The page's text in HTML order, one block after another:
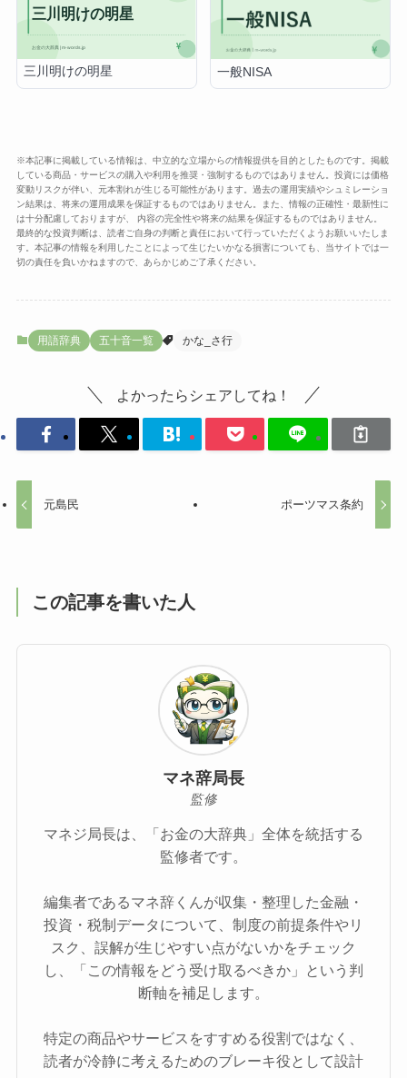
三川明けの明星 一般NISA
※本記事に掲載している情報は、中立的な立場からの情報提供を目的としたものです。掲載
している商品・サービスの購入や利用を推奨・強制するものではありません。投資には価格
変動リスクが伴い、元本割れが生じる可能性があります。過去の運用実績やシュミレーショ
ン結果は、将来の運用成果を保証するものではありません。また、情報の正確性・最新性に
は十分配慮しておりますが、 内容の完全性や将来の結果を保証するものではありません。
最終的な投資判断は、読者ご自身の判断と責任において行っていただくようお願いいたしま
す。本記事の情報を利用したことによって生じたいかなる損害についても、当サイトでは一
切の責任を負いかねますので、あらかじめご了承ください。
用語辞典 五十音一覧 かな_さ行
よかったらシェアしてね！
元島民 ポーツマス条約
この記事を書いた人
マネ辞局長
監修
マネジ局長は、「お金の大辞典」全体を統括する
監修者です。
編集者であるマネ辞くんが収集・整理した金融・
投資・税制データについて、制度の前提条件やリ
スク、誤解が生じやすい点がないかをチェック
し、「この情報をどう受け取るべきか」という判
断軸を補足します。
特定の商品やサービスをすすめる役割ではなく、
読者が冷静に考えるためのブレーキ役として設計